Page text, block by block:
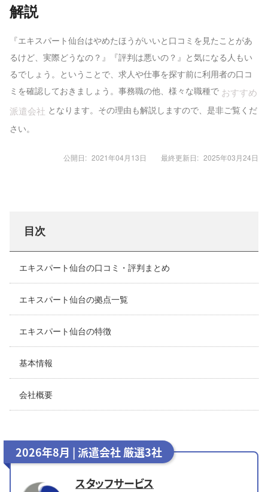
解説
『エキスパート仙台はやめたほうがいいと口コミを見たことがあ
るけど、実際どうなの？』『評判は悪いの？』と気になる人もい
るでしょう。ということで、求人や仕事を探す前に利用者の口コ
ミを確認しておきましょう。事務職の他、様々な職種で おすすめ
派遣会社 となります。その理由も解説しますので、是非ご覧くだ
さい。
公開日: 2021年04月13日 最終更新日: 2025年03月24日
目次
エキスパート仙台の口コミ・評判まとめ
エキスパート仙台の拠点一覧
エキスパート仙台の特徴
基本情報
会社概要
2026年8月 | 派遣会社 厳選3社
スタッフサービス